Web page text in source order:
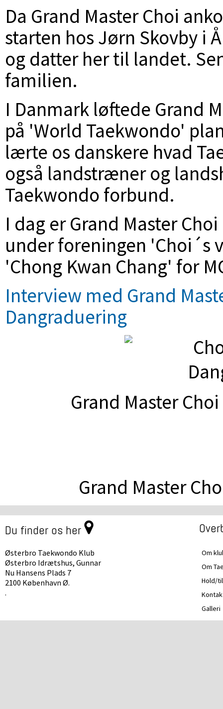
Da Grand Master Choi
starten hos Jørn Skovby i
og datter her til landet.
familien.
I Danmark løftede Grand
på 'World Taekwondo'
lærte os danskere hvad
også landstræner og
Taekwondo forbund.
I dag er Grand Master
under foreningen 'Choi´s
'Chong Kwan Chang' for
Interview med Grand
Dangraduering
Grand Master
Grand Master
Du finder os her
Østerbro Taekwondo Klub
Østerbro Idrætshus, Gunnar
Nu Hansens Plads 7
2100 København Ø.
.
Om
Om
Hold/
Galleri